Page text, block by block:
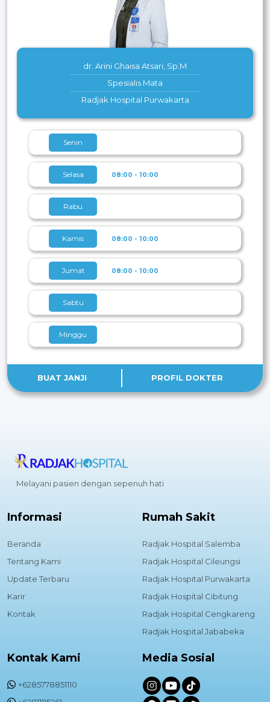
dr. Arini Ghaisa Atsari, Sp.M
Spesialis Mata
Radjak Hospital Purwakarta
Senin
Selasa 08:00 - 10:00
Rabu
Kamis 08:00 - 10:00
Jumat 08:00 - 10:00
Sabtu
Minggu
BUAT JANJI PROFIL DOKTER
Melayani pasien dengan sepenuh hati
Informasi
Beranda
Tentang Kami
Update Terbaru
Karir
Kontak
Rumah Sakit
Radjak Hospital Salemba
Radjak Hospital Cileungsi
Radjak Hospital Purwakarta
Radjak Hospital Cibitung
Radjak Hospital Cengkareng
Radjak Hospital Jababeka
Kontak Kami
+6285778851110
Media Sosial